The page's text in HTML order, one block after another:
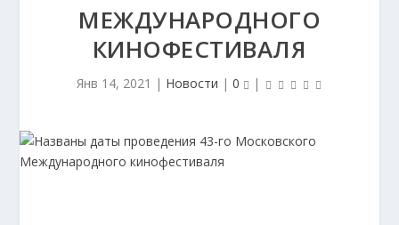
МЕЖДУНАРОДНОГО
КИНОФЕСТИВАЛЯ
Янв 14, 2021 | Новости | 0 |